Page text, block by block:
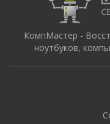
КомпМастер -
ноутбуков,